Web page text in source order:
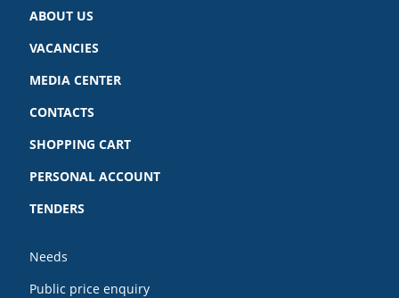
ABOUT US
VACANCIES
MEDIA CENTER
CONTACTS
SHOPPING CART
PERSONAL ACCOUNT
TENDERS
Needs
Public price enquiry